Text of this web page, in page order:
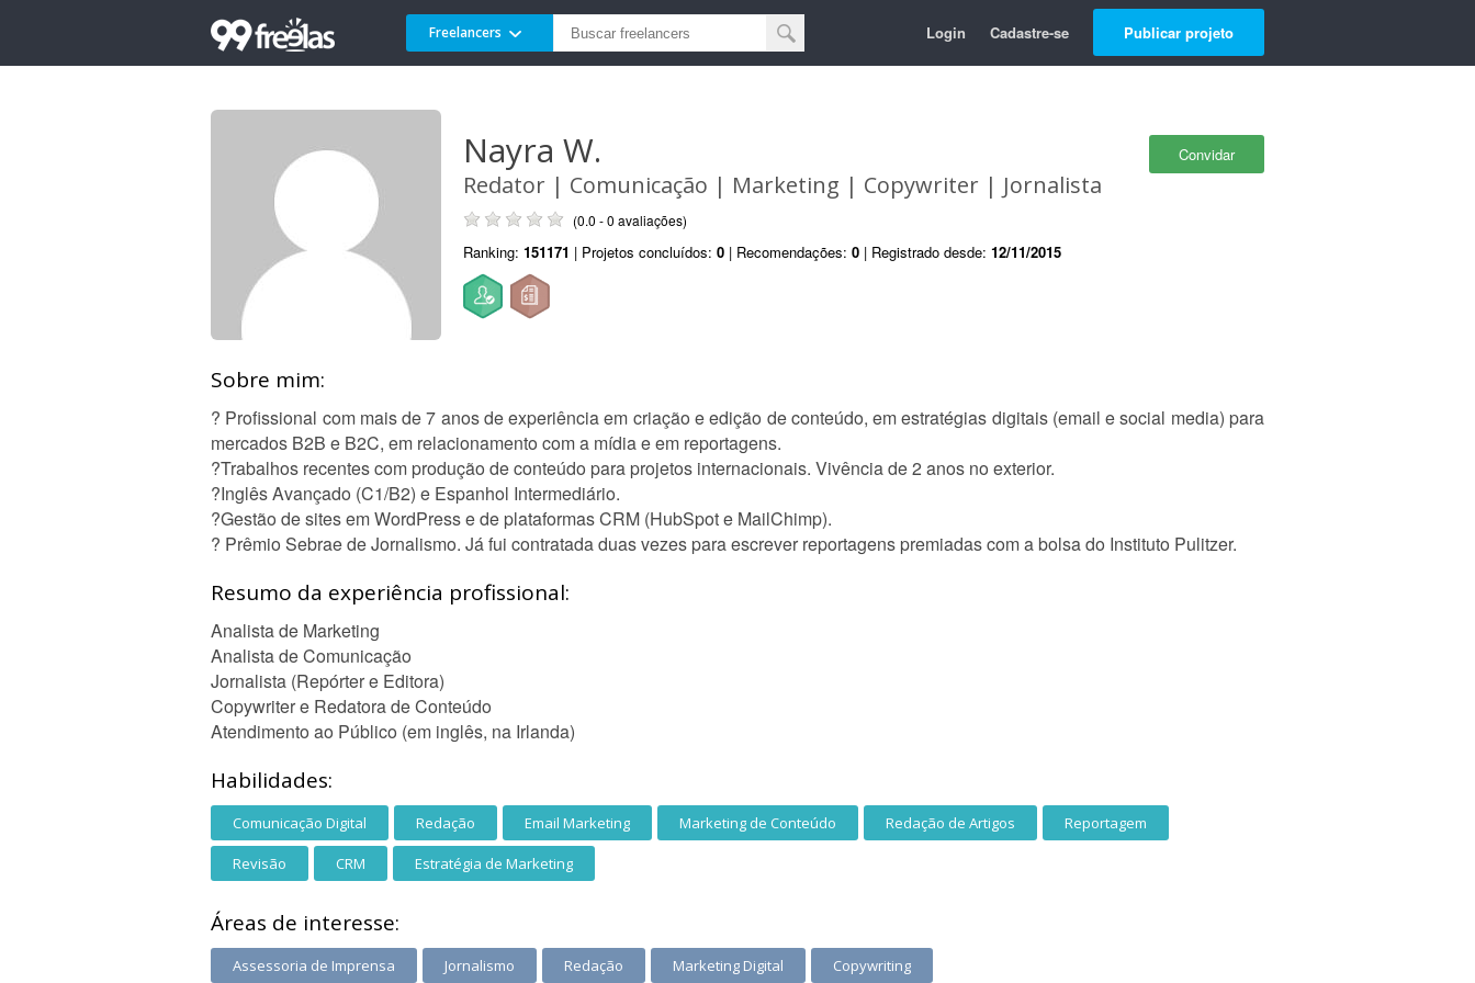
Freelancers Login Cadastre-se Publicar projeto
Convidar
Nayra W.
Redator | Comunicação | Marketing | Copywriter | Jornalista
(0.0 - 0 avaliações)
Ranking: 151171 | Projetos concluídos: 0 | Recomendações: 0 | Registrado desde: 12/11/2015
Sobre mim:
? Profissional com mais de 7 anos de experiência em criação e edição de conteúdo, em estratégias digitais (email e social media) para
mercados B2B e B2C, em relacionamento com a mídia e em reportagens.
?Trabalhos recentes com produção de conteúdo para projetos internacionais. Vivência de 2 anos no exterior.
?Inglês Avançado (C1/B2) e Espanhol Intermediário.
?Gestão de sites em WordPress e de plataformas CRM (HubSpot e MailChimp).
? Prêmio Sebrae de Jornalismo. Já fui contratada duas vezes para escrever reportagens premiadas com a bolsa do Instituto Pulitzer.
Resumo da experiência profissional:
Analista de Marketing
Analista de Comunicação
Jornalista (Repórter e Editora)
Copywriter e Redatora de Conteúdo
Atendimento ao Público (em inglês, na Irlanda)
Habilidades:
Comunicação Digital Redação Email Marketing Marketing de Conteúdo Redação de Artigos Reportagem
Revisão CRM Estratégia de Marketing
Áreas de interesse:
Assessoria de Imprensa Jornalismo Redação Marketing Digital Copywriting